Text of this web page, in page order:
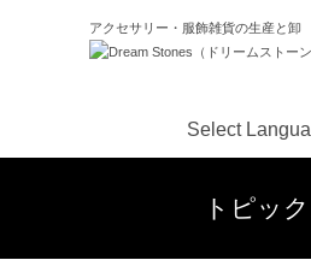
アクセサリー・服飾雑貨の生産と卸
Select
トピッ